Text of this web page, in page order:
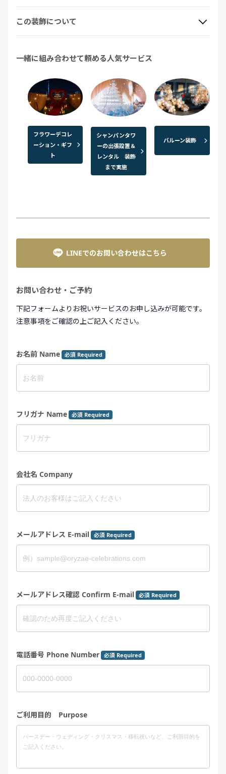
この装飾について
一緒に組み合わせて頼める人気サービス
フラワーデコレ
ーション・ギフ
ト
シャンパンタワ
ーの出張設置＆
レンタル 装飾
まで実施
バルーン装飾
LINEでのお問い合わせはこちら
お問い合わせ・ご予約
下記フォームよりお祝いサービスのお申し込みが可能です。
注意事項をご確認の上ご記入ください。
お名前 Name 必須 Required
フリガナ Name 必須 Required
会社名 Company
メールアドレス E-mail 必須 Required
メールアドレス確認 Confirm E-mail 必須 Required
電話番号 Phone Number 必須 Required
ご利用目的 Purpose